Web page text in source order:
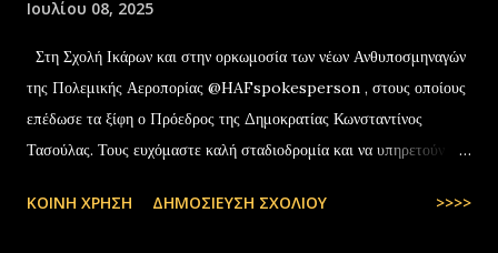
Ιουλίου 08, 2025
Στη Σχολή Ικάρων και στην ορκωμοσία των νέων Ανθυποσμηναγών
της Πολεμικής Αεροπορίας @HAFspokesperson , στους οποίους
επέδωσε τα ξίφη ο Πρόεδρος της Δημοκρατίας Κωνσταντίνος
Τασούλας. Τους ευχόμαστε καλή σταδιοδρομία και να υπηρετούν με
pic.twitter.com/t6bNFBH5Ce — Nikos Dendias
ΚΟΙΝΉ ΧΡΉΣΗ ΔΗΜΟΣΊΕΥΣΗ ΣΧΟΛΊΟΥ >>>>